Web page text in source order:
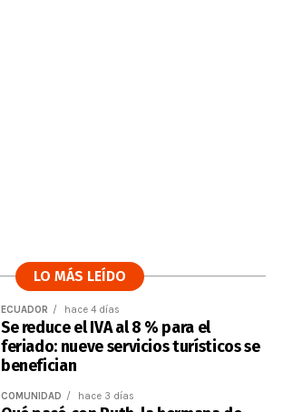
LO MÁS LEÍDO
ECUADOR hace 4 días
Se reduce el IVA al 8 % para el
feriado: nueve servicios turísticos se
benefician
COMUNIDAD hace 3 días